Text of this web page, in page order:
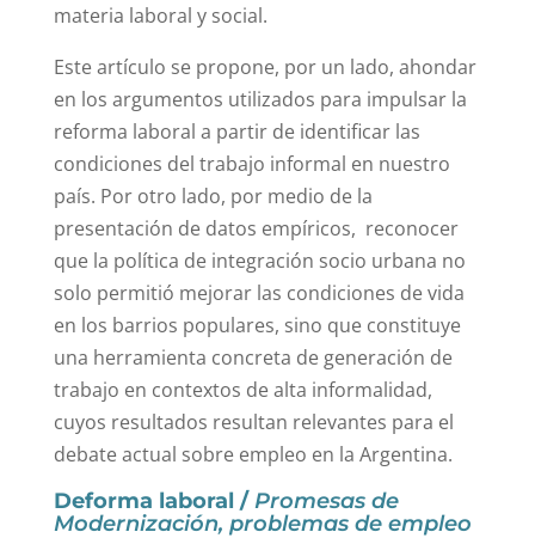
materia laboral y social.
Este artículo se propone, por un lado, ahondar
en los argumentos utilizados para impulsar la
reforma laboral a partir de identificar las
condiciones del trabajo informal en nuestro
país. Por otro lado, por medio de la
presentación de datos empíricos, reconocer
que la política de integración socio urbana no
solo permitió mejorar las condiciones de vida
en los barrios populares, sino que constituye
una herramienta concreta de generación de
trabajo en contextos de alta informalidad,
cuyos resultados resultan relevantes para el
debate actual sobre empleo en la Argentina.
Deforma laboral /Promesas de
Modernización, problemas de empleo